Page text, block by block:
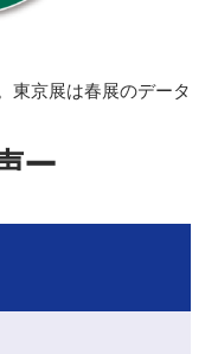
東京展は春展のデータ
ー